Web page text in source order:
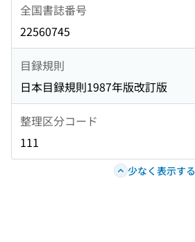
全国書誌番号
22560745
目録規則
日本目録規則1987年版改訂版
整理区分コード
111
少なく表示する